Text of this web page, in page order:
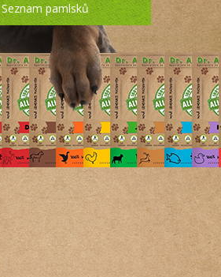
Seznam pamlsků